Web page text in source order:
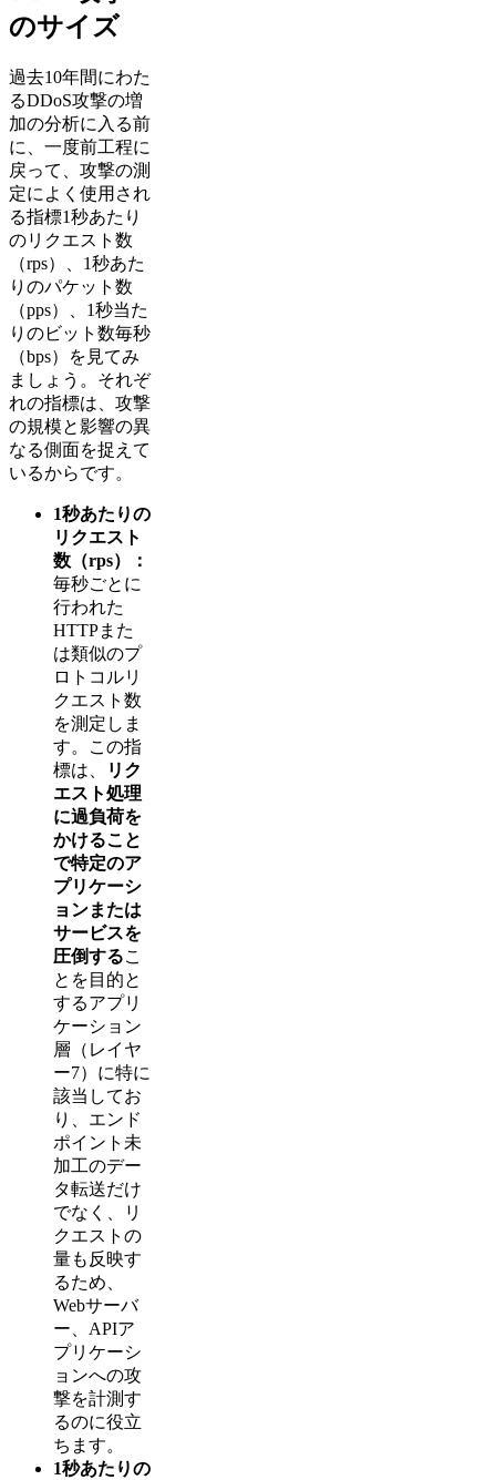
のサイズ
過去10年間にわた
るDDoS攻撃の増
加の分析に入る前
に、一度前工程に
戻って、攻撃の測
定によく使用され
る指標1秒あたり
のリクエスト数
（rps）、1秒あた
りのパケット数
（pps）、1秒当た
りのビット数毎秒
（bps）を見てみ
ましょう。それぞ
れの指標は、攻撃
の規模と影響の異
なる側面を捉えて
いるからです。
1秒あたりの
リクエスト
数（rps）：
毎秒ごとに
行われた
HTTPまた
は類似のプ
ロトコルリ
クエスト数
を測定しま
す。この指
標は、
リク
エスト処理
に過負荷を
かけること
で特定のア
プリケーシ
ョンまたは
サービスを
圧倒するこ
とを目的と
するアプリ
ケーション
層（レイヤ
ー7）に特に
該当してお
り、エンド
ポイント未
加工のデー
タ転送だけ
でなく、リ
クエストの
量も反映す
るため、
Webサーバ
ー、APIア
プリケーシ
ョンへの攻
撃を計測す
るのに役立
ちます。
1秒あたりの